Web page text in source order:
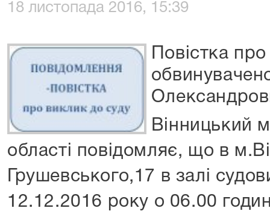
18 листопада 2016, 15:39
Повістка
Вінницький
області повідомляє, що в
Грушевського,17 в залі
12.12.2016 року о 06.00